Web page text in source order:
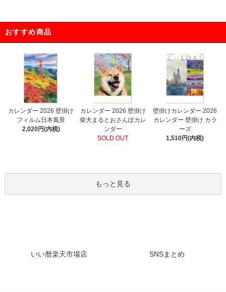
おすすめ商品
カレンダー 2026 壁掛け
フィルム日本風景
2,020円(内税)
カレンダー 2026 壁掛け
柴犬まるとおさんぽカレ
ンダー
SOLD OUT
壁掛けカレンダー 2026
カレンダー 壁掛け カラ
ーズ
1,510円(内税)
もっと見る
いい暦楽天市場店 SNSまとめ